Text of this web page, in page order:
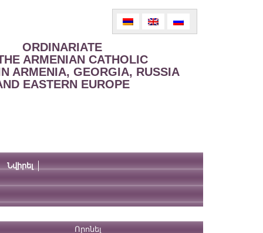
ORDINARIATE
ARMENIAN CATHOLIC
ARMENIA, GEORGIA, RUSSIA
EASTERN EUROPE
Նվիրել